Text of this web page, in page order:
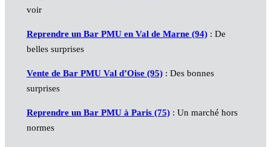
voir
Reprendre un Bar PMU en Val de Marne (94): De
belles surprises
Vente de Bar PMU Val d’Oise (95): Des bonnes
surprises
Reprendre un Bar PMU à Paris (75): Un marché hors
normes